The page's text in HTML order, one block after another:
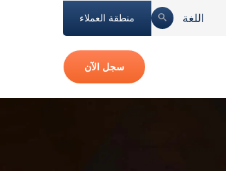
اللغة منطقة العملاء
سجل الآن